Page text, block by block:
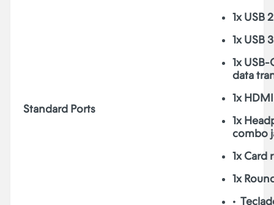
Standard Ports
1x USB
1x USB
1x
data
1x
1x
combo
1x Card
1x
•